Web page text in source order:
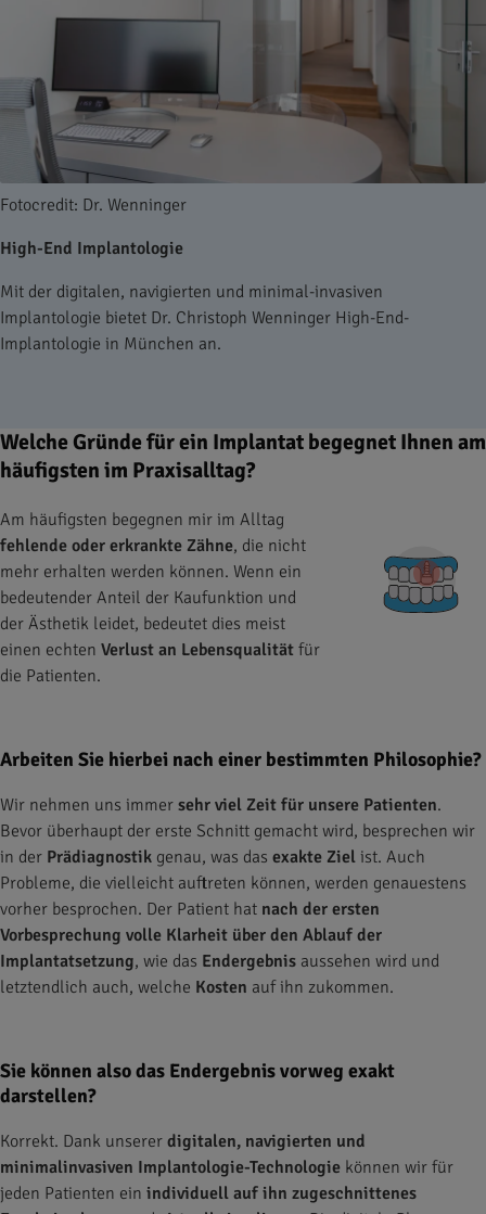
Fotocredit: Dr. Wenninger
High-End Implantologie
Mit der digitalen, navigierten und minimal-invasiven
Implantologie bietet Dr. Christoph Wenninger High-End-
Implantologie in München an.
Welche Gründe für ein Implantat begegnet Ihnen am
häufigsten im Praxisalltag?
Am häufigsten begegnen mir im Alltag
fehlende oder erkrankte Zähne, die nicht
mehr erhalten werden können. Wenn ein
bedeutender Anteil der Kaufunktion und
der Ästhetik leidet, bedeutet dies meist
einen echten Verlust an Lebensqualität für
die Patienten.
Arbeiten Sie hierbei nach einer bestimmten Philosophie?
Wir nehmen uns immer sehr viel Zeit für unsere Patienten.
Bevor überhaupt der erste Schnitt gemacht wird, besprechen wir
in der Prädiagnostik genau, was das exakte Ziel ist. Auch
Probleme, die vielleicht auftreten können, werden genauestens
vorher besprochen. Der Patient hat nach der ersten
Vorbesprechung volle Klarheit über den Ablauf der
Implantatsetzung, wie das Endergebnis aussehen wird und
letztendlich auch, welche Kosten auf ihn zukommen.
Sie können also das Endergebnis vorweg exakt
darstellen?
Korrekt. Dank unserer digitalen, navigierten und
minimalinvasiven Implantologie-Technologie können wir für
jeden Patienten ein individuell auf ihn zugeschnittenes